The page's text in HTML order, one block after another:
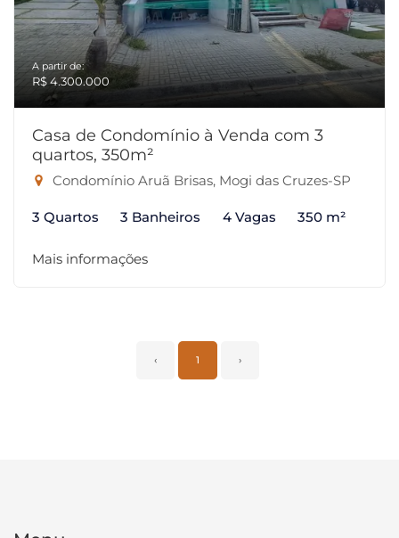
A partir de:
R$ 4.300.000
Casa de Condomínio à Venda com 3
quartos, 350m²
Condomínio Aruã Brisas, Mogi das Cruzes-SP
3 Quartos 3 Banheiros 4 Vagas 350 m²
Mais informações
‹ 1 ›